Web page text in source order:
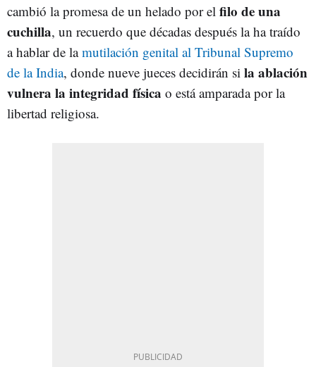
cambió la promesa de un helado por el filo de una
cuchilla, un recuerdo que décadas después la ha traído
a hablar de lamutilación genital al Tribunal Supremo
de la India, donde nueve jueces decidirán si la ablación
vulnera la integridad física o está amparada por la
libertad religiosa.